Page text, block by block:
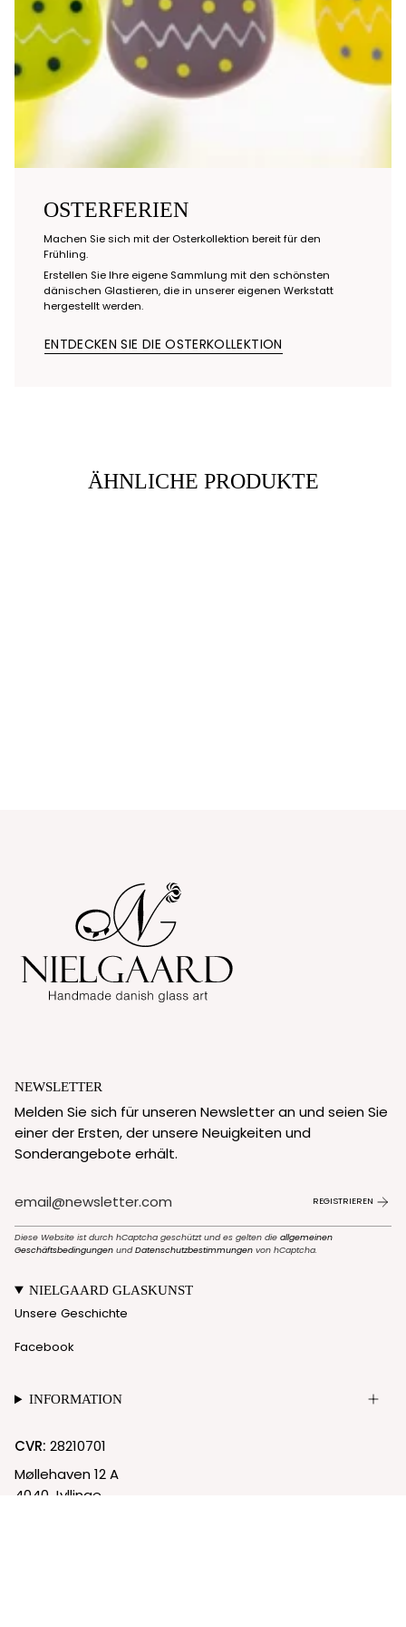
OSTERFERIEN
Machen Sie sich mit der Osterkollektion bereit für den
Frühling.
Erstellen Sie Ihre eigene Sammlung mit den schönsten
dänischen Glastieren, die in unserer eigenen Werkstatt
hergestellt werden.
ENTDECKEN SIE DIE OSTERKOLLEKTION
ÄHNLICHE PRODUKTE
NEWSLETTER
Melden Sie sich für unseren Newsletter an und seien Sie
einer der Ersten, der unsere Neuigkeiten und
Sonderangebote erhält.
REGISTRIEREN
Diese Website ist durch hCaptcha geschützt und es gelten die allgemeinen
Geschäftsbedingungen undDatenschutzbestimmungen von hCaptcha.
NIELGAARD GLASKUNST
Unsere Geschichte
Facebook
INFORMATION
CVR: 28210701
Møllehaven 12 A
4040 Jyllinge